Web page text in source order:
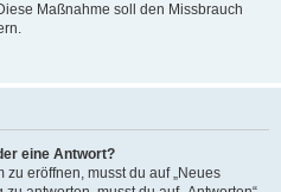
Maßnahme soll den Missbrauch
eine Antwort?
eröffnen, musst du auf „Neues